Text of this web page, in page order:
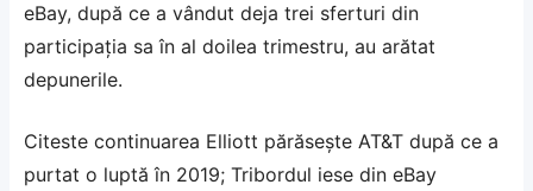
eBay, după ce a vândut deja trei sferturi din
participația sa în al doilea trimestru, au arătat
depunerile.
Citeste continuarea Elliott părăsește AT&T după ce a
purtat o luptă în 2019; Tribordul iese din eBay